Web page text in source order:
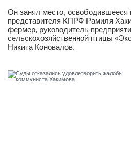
Он занял место,
представителя КПРФ Рамиля
фермер, руководитель
сельскохозяйственной птицы
Никита Коновалов.